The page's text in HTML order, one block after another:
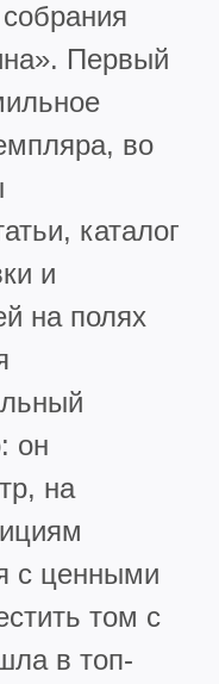
Первый
во
каталог
и
на полях
он
на
с ценными
том с
в топ-